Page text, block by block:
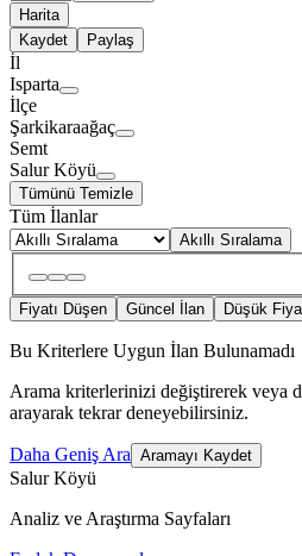
Harita
Kaydet
Paylaş
İl
Isparta
İlçe
Şarkikaraağaç
Semt
Salur Köyü
Tümünü Temizle
Tüm İlanlar
Akıllı Sıralama
Fiyatı Düşen Güncel İlan Düşük
Bu Kriterlere Uygun İlan Bulunamadı
Arama kriterlerinizi değiştirerek veya
arayarak tekrar deneyebilirsiniz.
Daha Geniş Ara Aramayı Kaydet
Salur Köyü
Analiz ve Araştırma Sayfaları